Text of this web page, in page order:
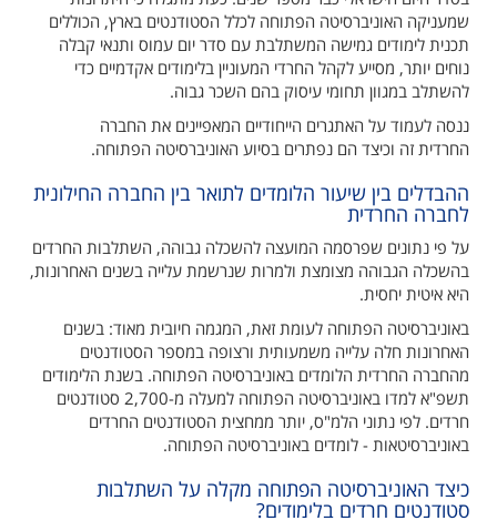
שמעניקה האוניברסיטה הפתוחה לכלל הסטודנטים בארץ, הכוללים
תכנית לימודים גמישה המשתלבת עם סדר יום עמוס ותנאי קבלה
נוחים יותר, מסייע לקהל החרדי המעוניין בלימודים אקדמיים כדי
להשתלב במגוון תחומי עיסוק בהם השכר גבוה.
ננסה לעמוד על האתגרים הייחודיים המאפיינים את החברה
החרדית זה וכיצד הם נפתרים בסיוע האוניברסיטה הפתוחה.
ההבדלים בין שיעור הלומדים לתואר בין החברה החילונית
לחברה החרדית
על פי נתונים שפרסמה המועצה להשכלה גבוהה, השתלבות החרדים
בהשכלה הגבוהה מצומצת ולמרות שנרשמת עלייה בשנים האחרונות,
היא איטית יחסית.
באוניברסיטה הפתוחה לעומת זאת, המגמה חיובית מאוד: בשנים
האחרונות חלה עלייה משמעותית ורצופה במספר הסטודנטים
מהחברה החרדית הלומדים באוניברסיטה הפתוחה. בשנת הלימודים
תשפ"א למדו באוניברסיטה הפתוחה למעלה מ-2,700 סטודנטים
חרדים. לפי נתוני הלמ"ס, יותר ממחצית הסטודנטים החרדים
באוניברסיטאות - לומדים באוניברסיטה הפתוחה.
כיצד האוניברסיטה הפתוחה מקלה על השתלבות
סטודנטים חרדים בלימודים?